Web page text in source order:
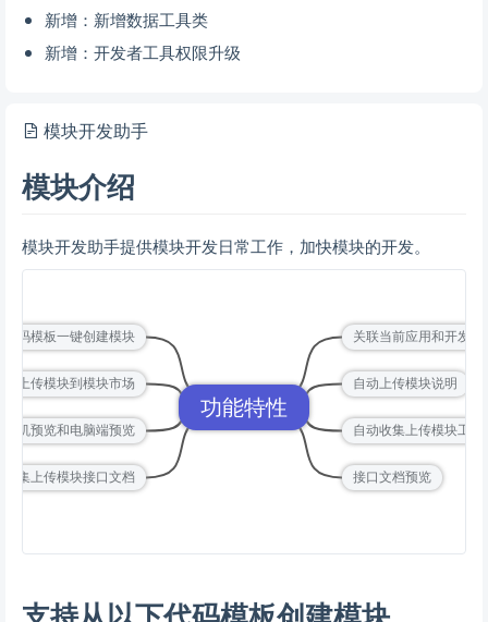
新增：新增数据工具类
新增：开发者工具权限升级
模块开发助手
模块介绍
模块开发助手提供模块开发日常工作，加快模块的开发。
功能特性
代码模板一键创建模块 关联当前应用和开发者
包上传模块到模块市场 自动上传模块说明
手机预览和电脑端预览 自动收集上传模块工具
收集上传模块接口文档 接口文档预览